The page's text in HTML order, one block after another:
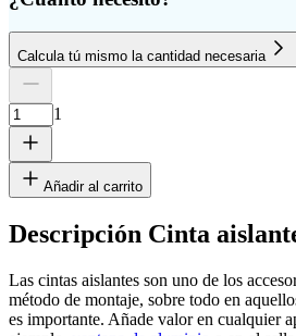
Calcula tú mismo la cantidad necesaria
Cantidad de placas
Altura
Ancho
Eliminar fila
1
cm
1
Añadir al carrito
Descripción Cinta
Las cintas aislantes son uno de los
método de montaje, sobre todo en
es importante. Añade valor en cualquier